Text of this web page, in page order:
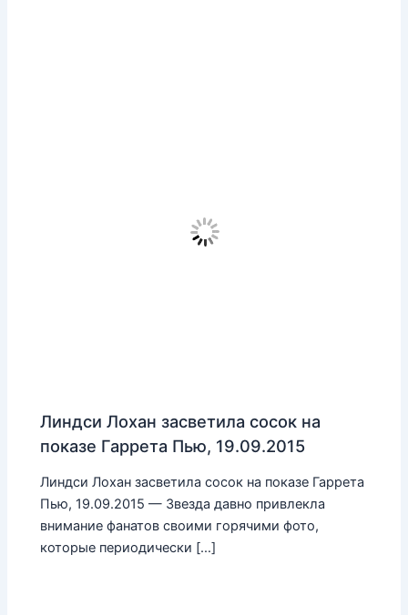
Линдси Лохан засветила сосок на
показе Гаррета Пью, 19.09.2015
Линдси Лохан засветила сосок на показе Гаррета
Пью, 19.09.2015 — Звезда давно привлекла
внимание фанатов своими горячими фото,
которые периодически […]